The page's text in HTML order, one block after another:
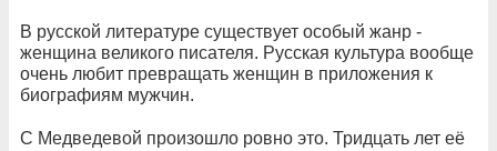
В русской литературе существует особый жанр -
женщина великого писателя. Русская культура вообще
очень любит превращать женщин в приложения к
биографиям мужчин.
С Медведевой произошло ровно это. Тридцать лет её